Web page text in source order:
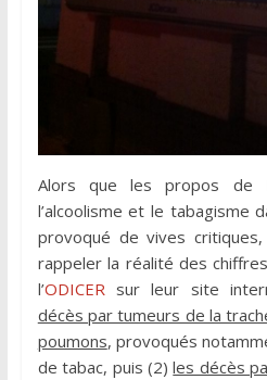
Alors que les propos de
l’alcoolisme et le tabagisme
provoqué de vives
rappeler la réalité des
l’ODICERsur leur site
décès par tumeurs de la
poumons, provoqués
de tabac, puis (2)les décès